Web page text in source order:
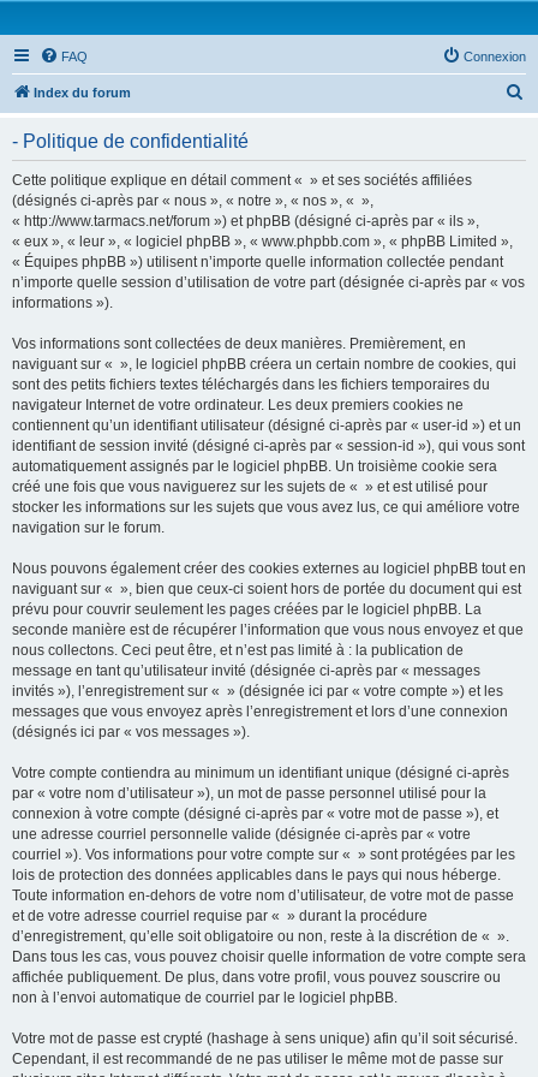
FAQ Connexion
Index du forum
- Politique de confidentialité
Cette politique explique en détail comment « » et ses sociétés affiliées
(désignés ci-après par « nous », « notre », « nos », « »,
« http://www.tarmacs.net/forum ») et phpBB (désigné ci-après par « ils »,
« eux », « leur », « logiciel phpBB », « www.phpbb.com », « phpBB Limited »,
« Équipes phpBB ») utilisent n’importe quelle information collectée pendant
n’importe quelle session d’utilisation de votre part (désignée ci-après par « vos
informations »).
Vos informations sont collectées de deux manières. Premièrement, en
naviguant sur « », le logiciel phpBB créera un certain nombre de cookies, qui
sont des petits fichiers textes téléchargés dans les fichiers temporaires du
navigateur Internet de votre ordinateur. Les deux premiers cookies ne
contiennent qu’un identifiant utilisateur (désigné ci-après par « user-id ») et un
identifiant de session invité (désigné ci-après par « session-id »), qui vous sont
automatiquement assignés par le logiciel phpBB. Un troisième cookie sera
créé une fois que vous naviguerez sur les sujets de « » et est utilisé pour
stocker les informations sur les sujets que vous avez lus, ce qui améliore votre
navigation sur le forum.
Nous pouvons également créer des cookies externes au logiciel phpBB tout en
naviguant sur « », bien que ceux-ci soient hors de portée du document qui est
prévu pour couvrir seulement les pages créées par le logiciel phpBB. La
seconde manière est de récupérer l’information que vous nous envoyez et que
nous collectons. Ceci peut être, et n’est pas limité à : la publication de
message en tant qu’utilisateur invité (désignée ci-après par « messages
invités »), l’enregistrement sur « » (désignée ici par « votre compte ») et les
messages que vous envoyez après l’enregistrement et lors d’une connexion
(désignés ici par « vos messages »).
Votre compte contiendra au minimum un identifiant unique (désigné ci-après
par « votre nom d’utilisateur »), un mot de passe personnel utilisé pour la
connexion à votre compte (désigné ci-après par « votre mot de passe »), et
une adresse courriel personnelle valide (désignée ci-après par « votre
courriel »). Vos informations pour votre compte sur « » sont protégées par les
lois de protection des données applicables dans le pays qui nous héberge.
Toute information en-dehors de votre nom d’utilisateur, de votre mot de passe
et de votre adresse courriel requise par « » durant la procédure
d’enregistrement, qu’elle soit obligatoire ou non, reste à la discrétion de « ».
Dans tous les cas, vous pouvez choisir quelle information de votre compte sera
affichée publiquement. De plus, dans votre profil, vous pouvez souscrire ou
non à l’envoi automatique de courriel par le logiciel phpBB.
Votre mot de passe est crypté (hashage à sens unique) afin qu’il soit sécurisé.
Cependant, il est recommandé de ne pas utiliser le même mot de passe sur